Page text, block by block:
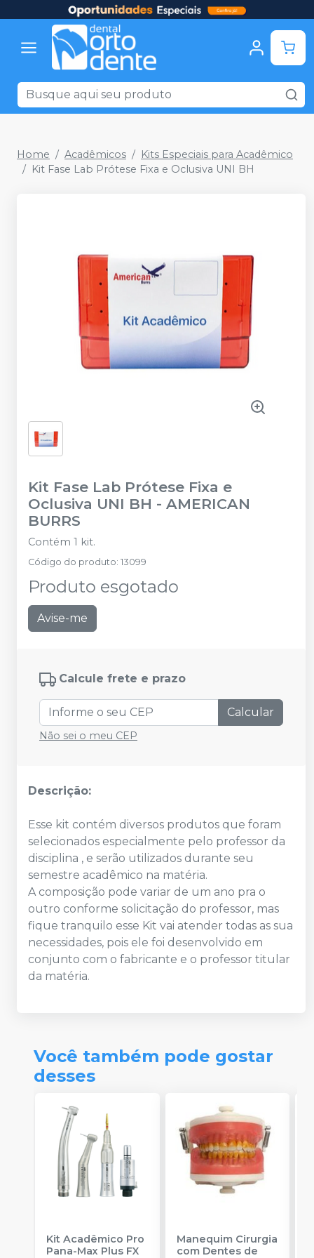
Home Acadêmicos
Kits Especiais para Acadêmico
Kit Fase Lab Prótese Fixa e Oclusiva UNI BH
Kit Fase Lab Prótese Fixa e
Oclusiva UNI BH - AMERICAN
BURRS
Contém 1 kit.
Código do produto: 13099
Produto esgotado
Avise-me
Calcule frete e prazo
Calcular
Não sei o meu CEP
Descrição:
Esse kit contém diversos produtos que foram
selecionados especialmente pelo professor da
disciplina , e serão utilizados durante seu
semestre acadêmico na matéria.
A composição pode variar de um ano pra o
outro conforme solicitação do professor, mas
fique tranquilo esse Kit vai atender todas as sua
necessidades, pois ele foi desenvolvido em
conjunto com o fabricante e o professor titular
da matéria.
Você também pode gostar
desses
Kit Acadêmico Pro
Pana-Max Plus FX
Manequim Cirurgia
com Dentes de